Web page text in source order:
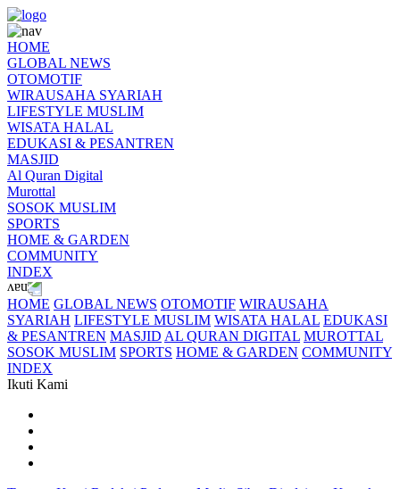
HOME
GLOBAL NEWS
OTOMOTIF
WIRAUSAHA SYARIAH
LIFESTYLE MUSLIM
WISATA HALAL
EDUKASI & PESANTREN
MASJID
Al Quran Digital
Murottal
SOSOK MUSLIM
SPORTS
HOME & GARDEN
COMMUNITY
INDEX
HOME GLOBAL NEWS OTOMOTIF WIRAUSAHA
SYARIAH LIFESTYLE MUSLIM WISATA HALAL EDUKASI
& PESANTREN MASJID AL QURAN DIGITAL MUROTTAL
SOSOK MUSLIM SPORTS HOME & GARDEN COMMUNITY
INDEX
Ikuti Kami